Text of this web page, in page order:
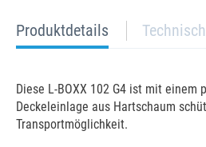
current
tab:
Produktdetails
Diese L-BOXX 102 G4 ist mit
Deckeleinlage aus Hartschaum
Transportmöglichkeit.